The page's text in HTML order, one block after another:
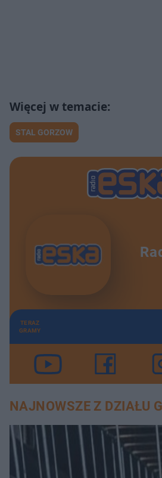
STAL GORZOW
TERAZ
GRAMY
NAJNOWSZE Z DZIAŁU